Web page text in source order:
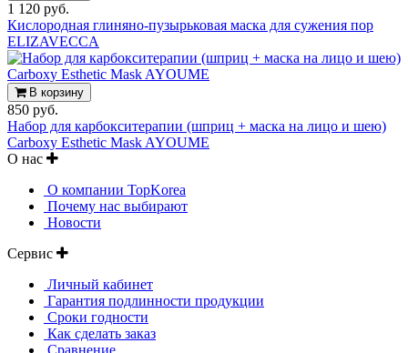
1 120 руб.
Кислородная глиняно-пузырьковая маска для сужения пор
ELIZAVECCA
В корзину
850 руб.
Набор для карбокситерапии (шприц + маска на лицо и шею)
Carboxy Esthetic Mask AYOUME
О нас
О компании TopKorea
Почему нас выбирают
Новости
Сервис
Личный кабинет
Гарантия подлинности продукции
Сроки годности
Как сделать заказ
Сравнение